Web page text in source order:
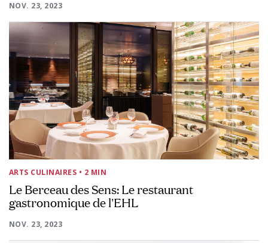
NOV. 23, 2023
ARTS CULINAIRES • 2 MIN
Le Berceau des Sens: Le restaurant
gastronomique de l'EHL
NOV. 23, 2023